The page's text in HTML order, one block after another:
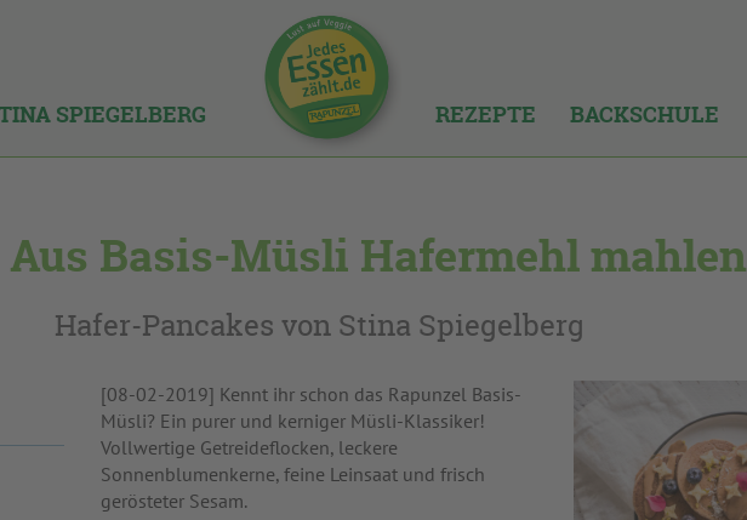
SPIEGELBERG REZEPTE BACKSCHULE
Basis-Müsli Hafermehl mahlen
Hafer-Pancakes von Stina Spiegelberg
[08-02-2019] Kennt ihr schon das Rapunzel Basis-
Müsli? Ein purer und kerniger Müsli-Klassiker!
Vollwertige Getreideflocken, leckere
Sonnenblumenkerne, feine Leinsaat und frisch
gerösteter Sesam.